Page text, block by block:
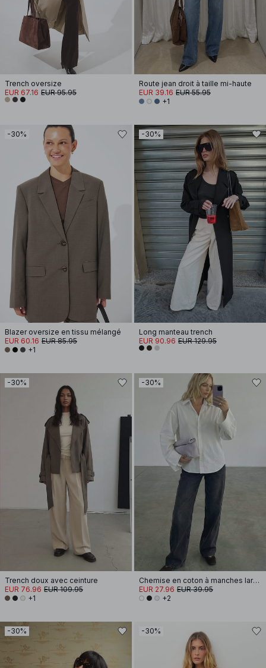
Trench oversize
EUR 67.16 EUR 95.95
Route jean droit à taille mi-haute
EUR 39.16 EUR 55.95
+1
-30%
Blazer oversize en tissu mélangé
EUR 60.16 EUR 85.95
+1
-30%
Long manteau trench
EUR 90.96 EUR 129.95
-30%
Trench doux avec ceinture
EUR 76.96 EUR 109.95
+1
-30%
Chemise en coton à manches larges
EUR 27.96 EUR 39.95
+2
-30% -30%